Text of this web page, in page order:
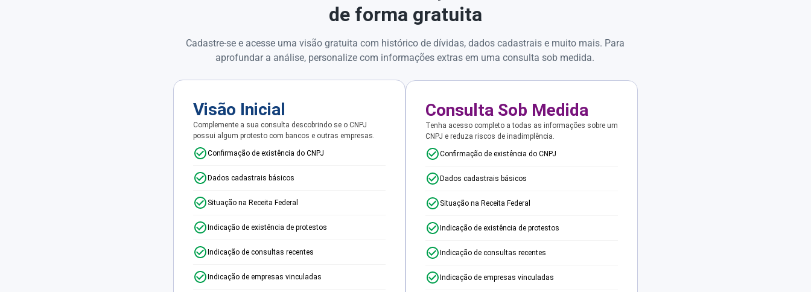
de forma gratuita
Cadastre-se e acesse uma visão gratuita com histórico de dívidas, dados cadastrais e muito mais. Para
aprofundar a análise, personalize com informações extras em uma consulta sob medida.
Visão Inicial
Complemente a sua consulta descobrindo se o CNPJ
possui algum protesto com bancos e outras empresas.
Confirmação de existência do CNPJ
Dados cadastrais básicos
Situação na Receita Federal
Indicação de existência de protestos
Indicação de consultas recentes
Indicação de empresas vinculadas
Consulta Sob Medida
Tenha acesso completo a todas as informações sobre um
CNPJ e reduza riscos de inadimplência.
Confirmação de existência do CNPJ
Dados cadastrais básicos
Situação na Receita Federal
Indicação de existência de protestos
Indicação de consultas recentes
Indicação de empresas vinculadas